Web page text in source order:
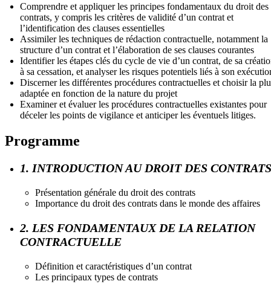
Comprendre et appliquer les principes fondamentaux du droit des
contrats, y compris les critères de validité d’un contrat et
l’identification des clauses essentielles
Assimiler les techniques de rédaction contractuelle, notamment la
structure d’un contrat et l’élaboration de ses clauses courantes
Identifier les étapes clés du cycle de vie d’un contrat, de sa
à sa cessation, et analyser les risques potentiels liés à son
Discerner les différentes procédures contractuelles et choisir la
adaptée en fonction de la nature du projet
Examiner et évaluer les procédures contractuelles existantes pour
déceler les points de vigilance et anticiper les éventuels litiges.
Programme
1. INTRODUCTION AU DROIT DES CONTRATS
Présentation générale du droit des contrats
Importance du droit des contrats dans le monde des affaires
2. LES FONDAMENTAUX DE LA RELATION
CONTRACTUELLE
Définition et caractéristiques d’un contrat
Les principaux types de contrats